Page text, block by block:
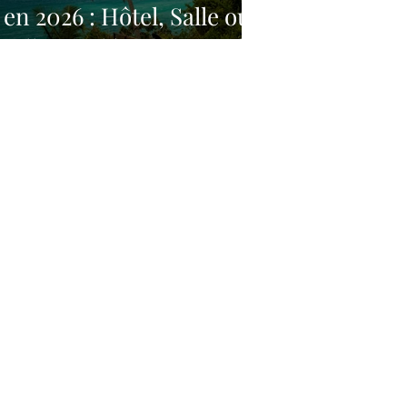
en 2026 : Hôtel, Salle ou
Villa, quel lieu choisir ?